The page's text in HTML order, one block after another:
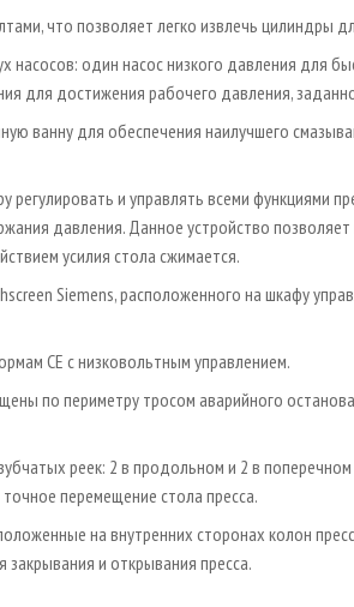
что позволяет легко извлечь цилиндры
насосов: один насос низкого давления для
для достижения рабочего давления,
ванну для обеспечения наилучшего
регулировать и управлять всеми функциями
давления. Данное устройство
усилия стола сжимается.
Siemens, расположенного на шкафу
СЕ с низковольтным управлением.
по периметру тросом аварийного
реек: 2 в продольном и 2 в
перемещение стола пресса.
на внутренних сторонах колон
и открывания пресса.